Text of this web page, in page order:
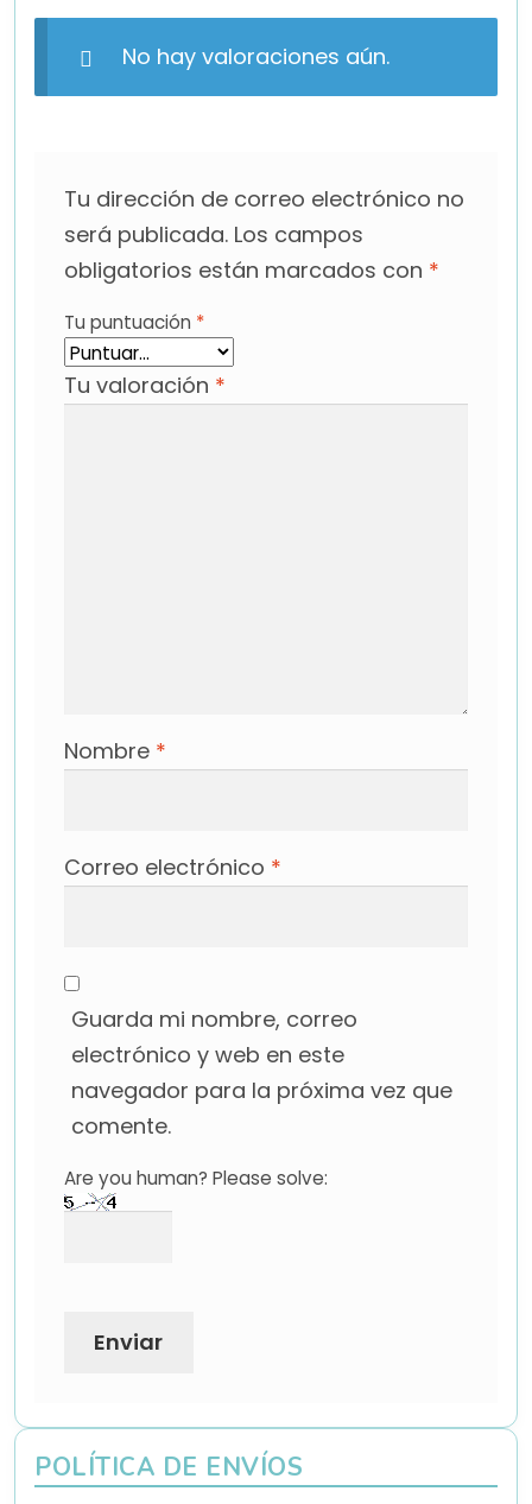
No hay valoraciones aún.
Tu dirección de correo electrónico no
será publicada. Los campos
obligatorios están marcados con *
Tu puntuación *
Tu valoración *
Nombre *
Correo electrónico *
Guarda mi nombre, correo
electrónico y web en este
navegador para la próxima vez que
comente.
Are you human? Please solve:
POLÍTICA DE ENVÍOS